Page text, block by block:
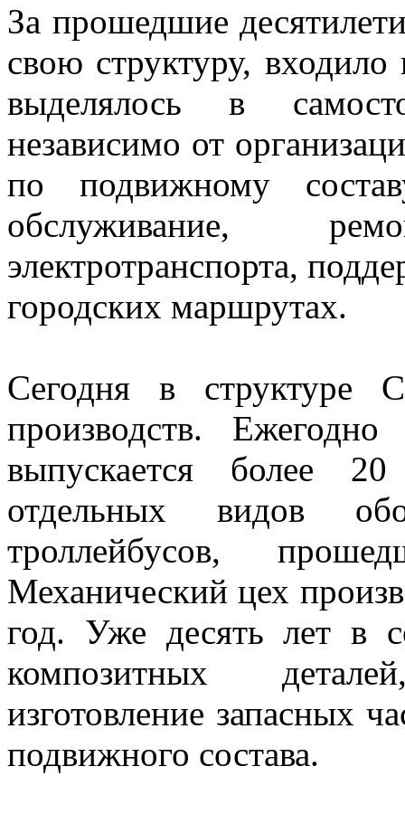
За прошедшие
свою структуру,
выделялось в
независимо от
по подвижному
обслуживание,
электротранспорта,
городских маршрутах.
Сегодня в структуре
производств.
выпускается более
отдельных видов
троллейбусов,
Механический цех
год. Уже десять лет в
композитных
изготовление запасных
подвижного состава.